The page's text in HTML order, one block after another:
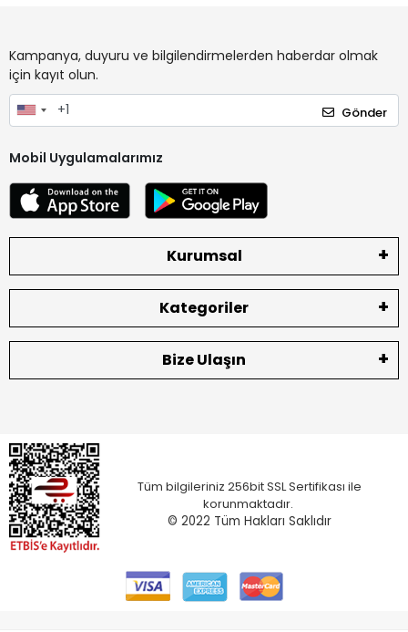
Kampanya, duyuru ve bilgilendirmelerden haberdar olmak
için kayıt olun.
Gönder
Mobil Uygulamalarımız
Kurumsal
Kategoriler
Bize Ulaşın
Tüm bilgileriniz 256bit SSL Sertifikası ile
korunmaktadır.
© 2022 Tüm Hakları Saklıdır